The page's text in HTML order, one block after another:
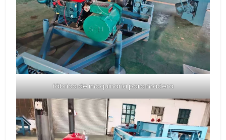
fábrica de maquinaria para madera